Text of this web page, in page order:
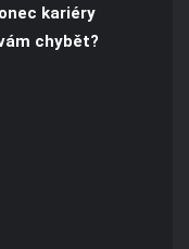
kariéry
chybět?